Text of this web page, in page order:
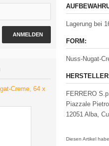
Lagerung bei
FORM:
Nuss-Nugat-
FERRERO
Piazzale
12051 Alba,
Diesen Artikel
ANMELDEN
Creme, 64 x